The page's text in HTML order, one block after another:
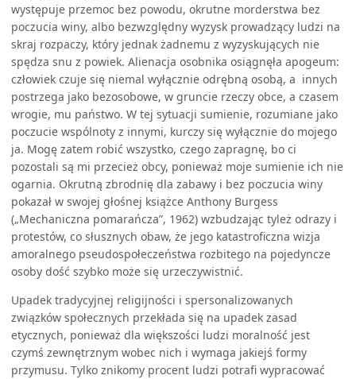
występuje przemoc bez powodu, okrutne morderstwa bez
poczucia winy, albo bezwzględny wyzysk prowadzący ludzi na
skraj rozpaczy, który jednak żadnemu z wyzyskujących nie
spędza snu z powiek. Alienacja osobnika osiągnęła apogeum:
człowiek czuje się niemal wyłącznie odrębną osobą, a innych
postrzega jako bezosobowe, w gruncie rzeczy obce, a czasem
wrogie, mu państwo. W tej sytuacji sumienie, rozumiane jako
poczucie wspólnoty z innymi, kurczy się wyłącznie do mojego
ja. Mogę zatem robić wszystko, czego zapragnę, bo ci
pozostali są mi przecież obcy, ponieważ moje sumienie ich nie
ogarnia. Okrutną zbrodnię dla zabawy i bez poczucia winy
pokazał w swojej głośnej książce Anthony Burgess
(„Mechaniczna pomarańcza”, 1962) wzbudzając tyleż odrazy i
protestów, co słusznych obaw, że jego katastroficzna wizja
amoralnego pseudospołeczeństwa rozbitego na pojedyncze
osoby dość szybko może się urzeczywistnić.
Upadek tradycyjnej religijności i spersonalizowanych
związków społecznych przekłada się na upadek zasad
etycznych, ponieważ dla większości ludzi moralność jest
czymś zewnętrznym wobec nich i wymaga jakiejś formy
przymusu. Tylko znikomy procent ludzi potrafi wypracować